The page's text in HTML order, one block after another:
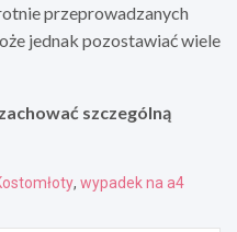
przeprowadzanych
jednak pozostawiać wiele
szczególną
, wypadek na a4